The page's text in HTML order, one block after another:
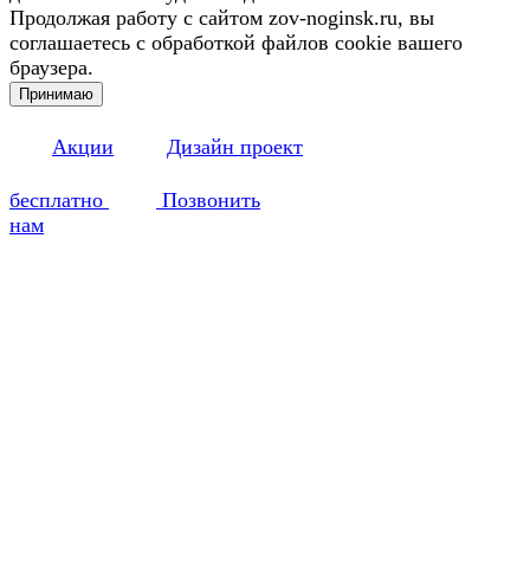
Продолжая работу с сайтом zov-noginsk.ru, вы
соглашаетесь с обработкой файлов cookie вашего
браузера.
Принимаю
Акции Дизайн проект
бесплатно
Позвонить
нам